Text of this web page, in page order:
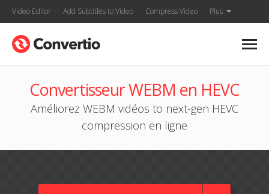
Video Editor Add Subtitles to Video Compress Video Plus
Convertisseur WEBM en HEVC
Améliorez WEBM vidéos to next-gen HEVC
compression en ligne